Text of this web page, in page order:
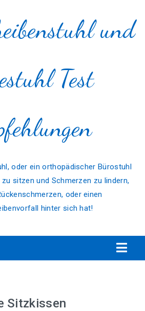
und
Test
oder ein orthopädischer Bürostuhl
sitzen und Schmerzen zu lindern,
oder einen
hinter sich hat!
Sitzkissen